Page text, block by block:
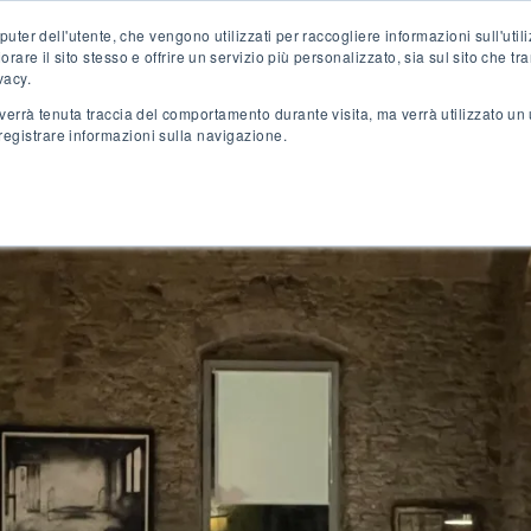
dell'utente, che vengono utilizzati per raccogliere informazioni
il sito stesso e offrire un servizio più personalizzato, sia sul sito che
tenuta traccia del comportamento durante visita, ma verrà utilizzato
informazioni sulla navigazione.